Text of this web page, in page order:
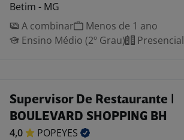
Betim - MG
A combinar
Menos de 1 ano
Ensino Médio (2º Grau)
Presencial
Supervisor De Restaurante |
BOULEVARD SHOPPING BH
4,0
POPEYES